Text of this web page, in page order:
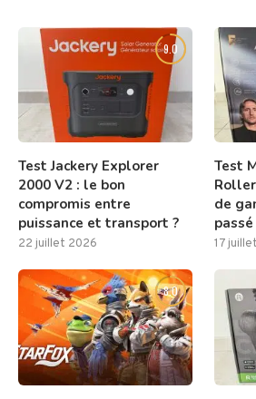
9.0
Test Jackery Explorer
2000 V2 : le bon
compromis entre
puissance et transport ?
22 juillet 2026
Test
de
17
8.0